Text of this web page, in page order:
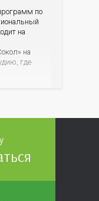
по
на
на
где